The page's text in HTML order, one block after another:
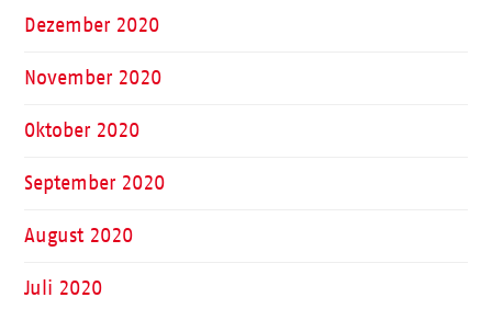
Dezember 2020
November 2020
Oktober 2020
September 2020
August 2020
Juli 2020